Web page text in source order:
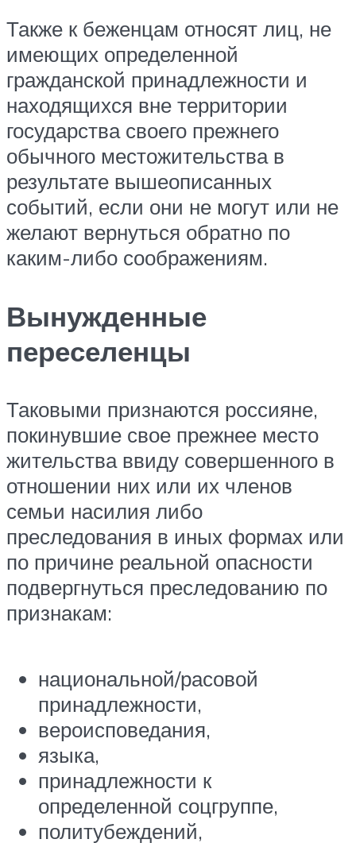
Также к беженцам относят лиц, не
имеющих определенной
гражданской принадлежности и
находящихся вне территории
государства своего прежнего
обычного местожительства в
результате вышеописанных
событий, если они не могут или не
желают вернуться обратно по
каким-либо соображениям.
Вынужденные
переселенцы
Таковыми признаются россияне,
покинувшие свое прежнее место
жительства ввиду совершенного в
отношении них или их членов
семьи насилия либо
преследования в иных формах или
по причине реальной опасности
подвергнуться преследованию по
признакам:
национальной/расовой
принадлежности,
вероисповедания,
языка,
принадлежности к
определенной соцгруппе,
политубеждений,